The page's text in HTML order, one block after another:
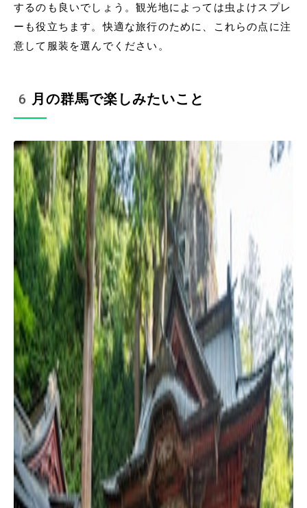
するのも良いでしょう。観光地によっては虫よけスプレ
ーも役立ちます。快適な旅行のために、これらの点に注
意して服装を選んでください。
6月の群馬で楽しみたいこと